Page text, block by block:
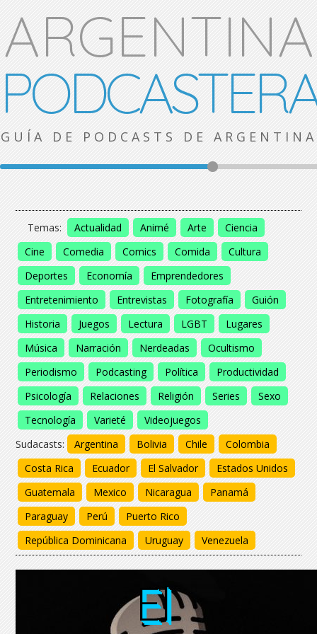
ARGENTINA
GUÍA DE PODCASTS DE ARGENTINA
Temas: Actualidad Animé Arte
Ciencia
Cine
Comedia Comics Comida
Cultura
Deportes
Economía
Emprendedores
Entretenimiento
Entrevistas Fotografía
Guión
Historia
Juegos Lectura LGBT
Lugares
Música
Narración Nerdeadas
Ocultismo
Periodismo
Podcasting Política
Productividad
Psicología
Relaciones Religión Series
Sexo
Tecnología
Varieté
Videojuegos
Sudacasts:
Argentina Bolivia Chile
Colombia
Costa Rica
Ecuador El Salvador
Estados Unidos
Guatemala
Mexico Nicaragua
Panamá
Paraguay
Perú
Puerto Rico
República Dominicana
Uruguay Venezuela
El
El
El
El